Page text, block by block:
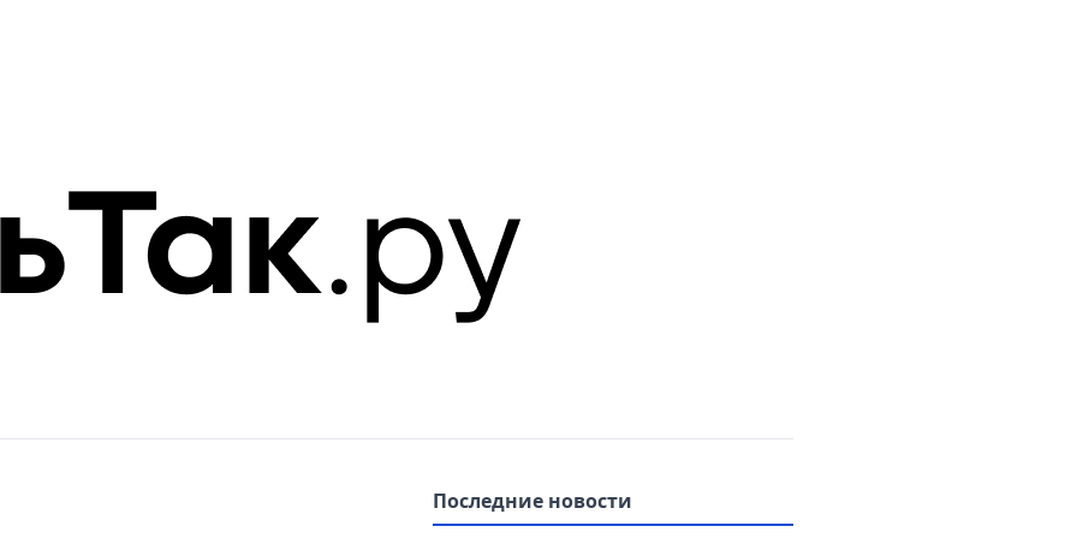
Последние новости